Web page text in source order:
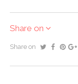
Share on
Share on